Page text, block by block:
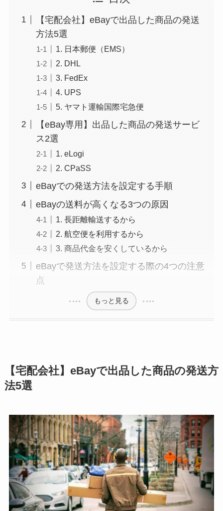
【宅配会社】eBayで出品した商品の発送
方法5選
1. 日本郵便（EMS）
2. DHL
3. FedEx
4. UPS
5. ヤマト運輸国際宅急便
【eBay専用】出品した商品の発送サービ
ス2選
1. eLogi
2. CPaSS
eBayでの発送方法を設定する手順
eBayの送料が高くなる3つの原因
1. 長距離輸送するから
2. 航空便を利用するから
3. 商品代金を安くしているから
eBayで発送方法を設定する際の4つの注意
点
もっと見る
【宅配会社】eBayで出品した商品の発送方
法5選